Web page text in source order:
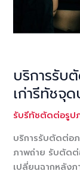
หลัง
มือ
อาชีพ
บริการรับ
เก่ารีทัชจุ
รับรีทัชตัดต่อรูป
บริการรับตัดต่อ
ภาพถ่าย รับตัดต่
เปลี่ยนฉากหลัง